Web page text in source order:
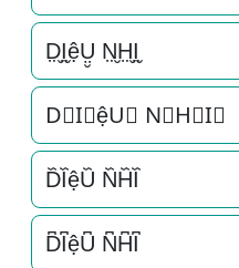
D̤̮I̤̮ệṲ̮ N̤̮H̤̮I̤̮
D⃘I⃘ệU⃘ N⃘H⃘I⃘
D᷈I᷈ệU᷈ N᷈H᷈I᷈
D͆I͆ệU͆ N͆H͆I͆